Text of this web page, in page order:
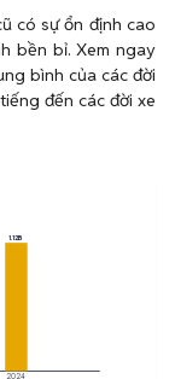
có sự ổn định cao
bền bỉ. Xem ngay
bình của các đời
đến các đời xe
2024
1.12B